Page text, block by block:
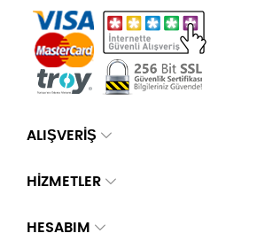
ALIŞVERİŞ
HİZMETLER
HESABIM